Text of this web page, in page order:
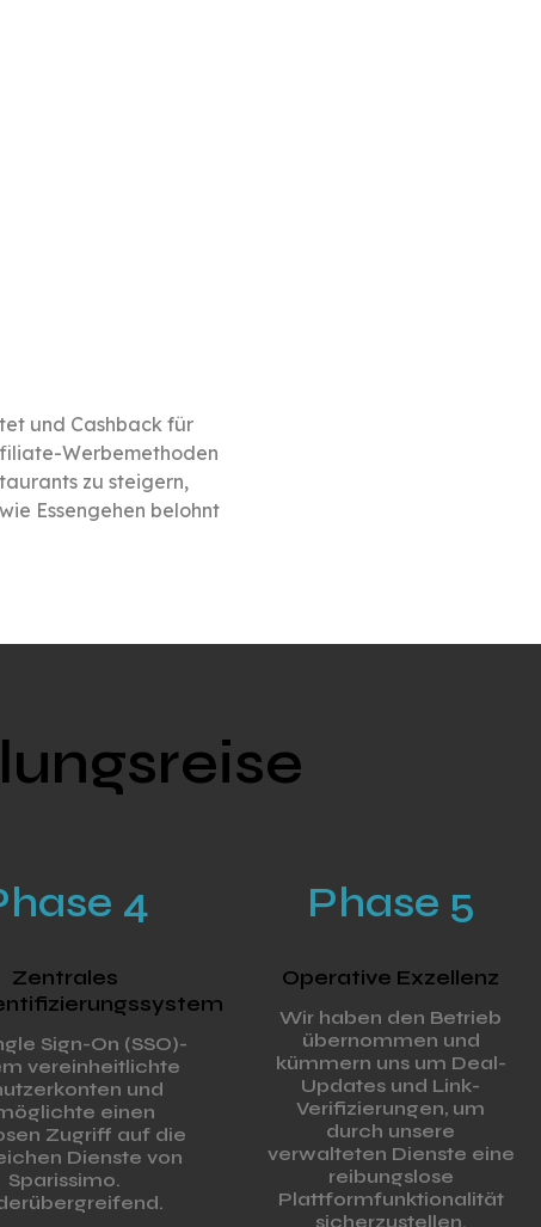
und Cashback für
Werbemethoden
zu steigern,
Essengehen belohnt
4
Zentrales
Sign-On (SSO)-
vereinheitlichte
und
einen
Zugriff auf die
Dienste von
Sparissimo.
Phase 5
Operative Exzellenz
Wir haben den Betrieb
übernommen und
kümmern uns um Deal-
Updates und Link-
Verifizierungen, um
durch unsere
verwalteten Dienste eine
reibungslose
Plattformfunktionalität
sicherzustellen.